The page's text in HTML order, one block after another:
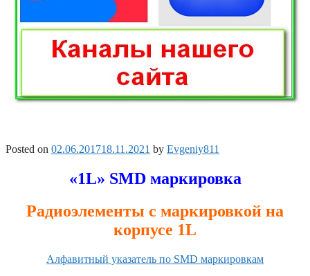
Posted on 02.06.201718.11.2021 by Evgeniy811
«1L» SMD маркировка
Радиоэлементы с маркировкой на
корпусе 1L
Алфавитный указатель по SMD маркировкам